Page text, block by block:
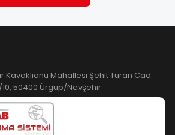
Mahallesi Şehit Turan Cad.
50400 Ürgüp/Nevşehir